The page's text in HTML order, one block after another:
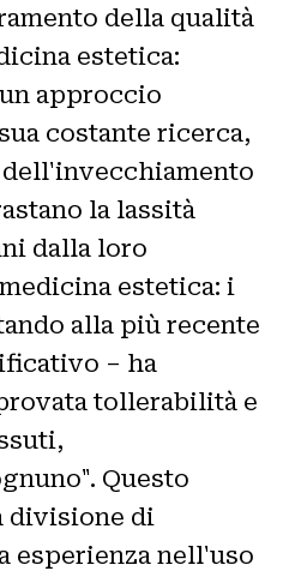
della qualità
estetica:
approccio
costante ricerca,
la lassità
dalla loro
estetica: i
alla più recente
– ha
tollerabilità e
Questo
divisione di
esperienza nell'uso